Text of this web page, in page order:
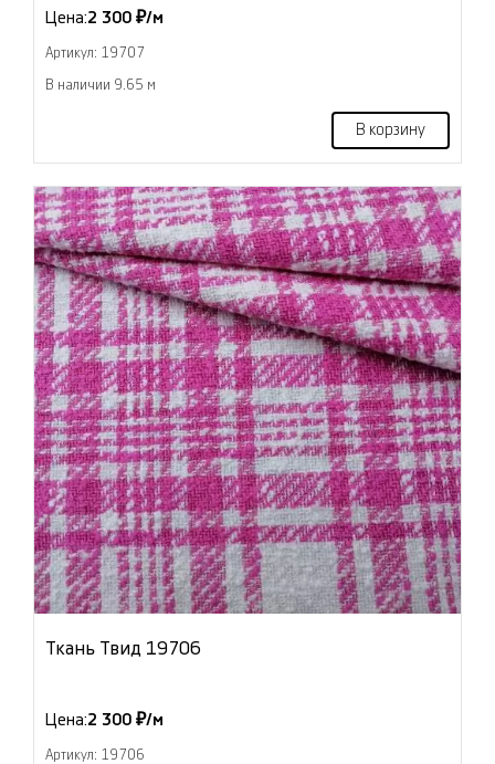
Цена:2 300 ₽/м
Артикул: 19707
В наличии 9.65 м
В корзину
Ткань Твид 19706
Цена:2 300 ₽/м
Артикул: 19706